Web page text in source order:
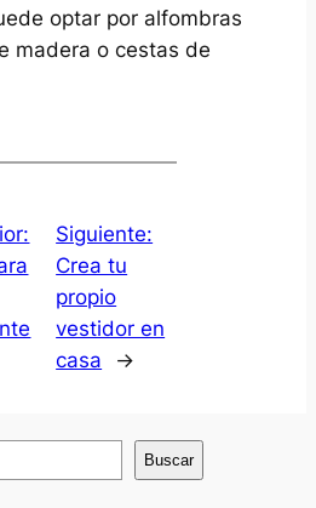
optar por alfombras
madera o cestas de
Siguiente:
Crea tu
propio
vestidor en
casa
→
Buscar